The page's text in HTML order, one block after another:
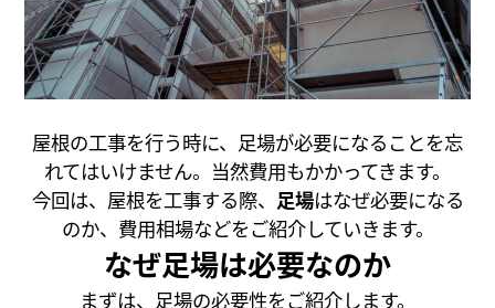
屋根の工事を行う時に、足場が必要になることを忘
れてはいけません。当然費用もかかってきます。
今回は、屋根を工事する際、 足場はなぜ必要になる
のか、費用相場などをご紹介していきます。
なぜ足場は必要なのか
まずは、足場の必要性をご紹介します。